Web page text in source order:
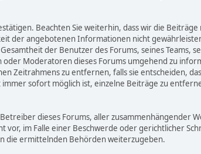
Beachten Sie weiterhin, dass wir die Beiträge
der angebotenen Informationen nicht
der Benutzer des Forums, seines Teams,
Moderatoren dieses Forums umgehend zu
Zeitrahmens zu entfernen, falls sie entscheiden,
sofort möglich ist, einzelne Beiträge zu
dieses Forums, aller zusammenhängender
vor, im Falle einer Beschwerde oder gerichtlicher
die ermittelnden Behörden weiterzugeben.